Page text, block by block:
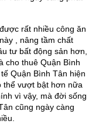
rất nhiều công ăn
, nâng tầm chất
tư bất động sản hơn,
cho thuê Quận Bình
Quận Bình Tân hiện
thể vượt bật hơn nữa
vì vậy, mà đời sống
cũng ngày càng